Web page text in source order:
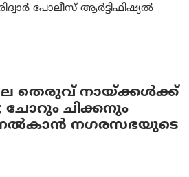
പോലീസ് ആർട്ടിഫിഷ്യൽ
തെരുവ് നായ്ക്കൾക്ക്
ചോറും ചിക്കനും
നല്‍കാന്‍ നഗരസഭയുടെ